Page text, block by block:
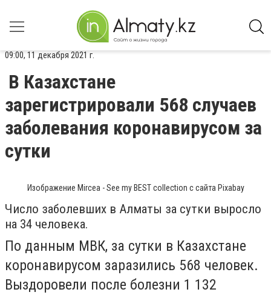
09:00, 11 декабря 2021 г.
В Казахстане
зарегистрировали 568 случаев
заболевания коронавирусом за
сутки
Изображение Mircea - See my BEST collection с сайта Pixabay
Число заболевших в Алматы за сутки выросло
на 34 человека.
По данным МВК, за сутки в Казахстане
коронавирусом заразились 568 человек.
Выздоровели после болезни 1 132